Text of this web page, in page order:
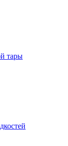
тары